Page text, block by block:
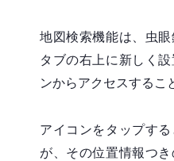
地図検索機能は、虫眼
タブの右上に新しく
ンからアクセスするこ
アイコンをタップす
が、その位置情報つ